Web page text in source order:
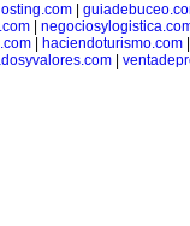
|
|
haciendoturismo.com